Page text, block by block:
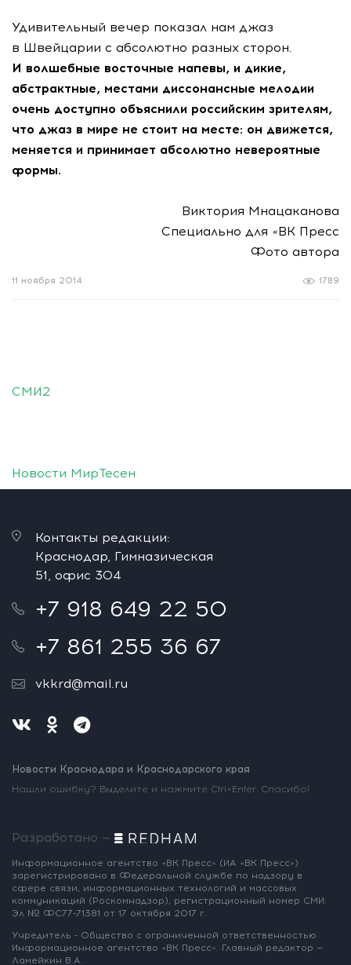
Удивительный вечер показал нам джаз
в Швейцарии с абсолютно разных сторон.
И волшебные восточные напевы, и дикие,
абстрактные, местами диссонансные мелодии
очень доступно объяснили российским зрителям,
что джаз в мире не стоит на месте: он движется,
меняется и принимает абсолютно невероятные
формы.
Виктория Мнацаканова
Специально для «ВК Пресс
Фото автора
1789
11 ноября 2014
СМИ2
Новости МирТесен
Контакты редакции:
Краснодар, Гимназическая
51, офис 304
+7 918 649 22 50
+7 861 255 36 67
vkkrd@mail.ru
Новости Краснодара и Краснодарского края
Нашли ошибку? Выделите и нажмите Ctrl+Enter. Спасибо!
Разработано —
Информационное агентство «ВК Пресс» (ИА «ВК Пресс»)
зарегистрировано в Федеральной службе по надзору в
сфере связи, информационных технологий и массовых
коммуникаций (Роскомнадзор), регистрационный номер СМИ:
Эл № ФС77-71381 от 17 октября 2017 г.
Учредитель - Общество с ограниченной ответственностью
Информационное агентство «ВК Пресс». Главный редактор —
Ламейкин В.А.